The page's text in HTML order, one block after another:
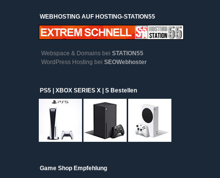
WEBHOSTING AUF HOSTING-STATION55
Webspace & Domains bei STATION55
WordPress Hosting bei SEOWebhoster
PS5 | XBOX SERIES X | S Bestellen
Game Shop Empfehlung